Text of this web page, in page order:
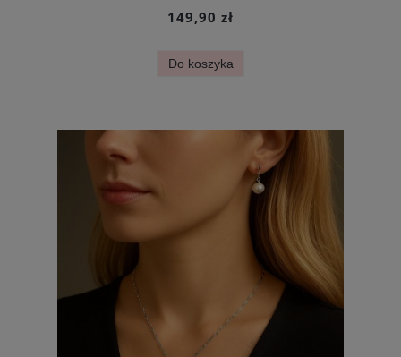
149,90 zł
Do koszyka